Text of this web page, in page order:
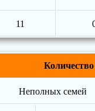
11
Неполных семей